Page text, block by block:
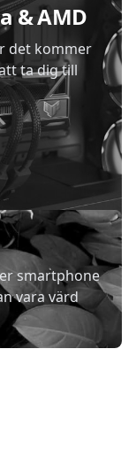
& AMD
det kommer
ta dig till
smartphone
vara värd